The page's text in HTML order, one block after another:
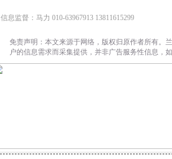
信息监督：马力 010-63967913 13811615299
免责声明：本文来源于网络，版权归原作者所有。
户的信息需求而采集提供，并非广告服务性信息，